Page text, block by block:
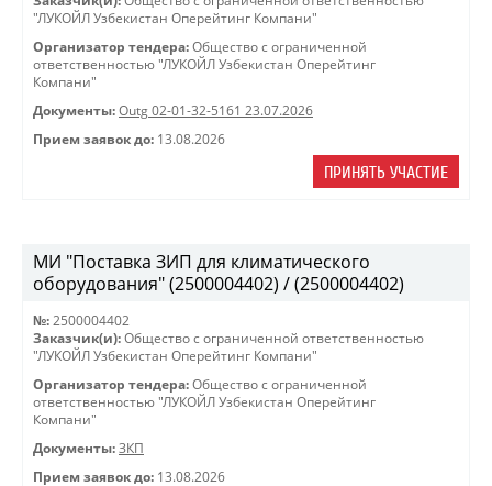
"ЛУКОЙЛ Узбекистан Оперейтинг Компани"
Организатор тендера: Общество с ограниченной
ответственностью "ЛУКОЙЛ Узбекистан Оперейтинг
Компани"
Документы: Outg 02-01-32-5161 23.07.2026
Прием заявок до: 13.08.2026
ПРИНЯТЬ УЧАСТИЕ
МИ "Поставка ЗИП для климатического
оборудования" (2500004402) / (2500004402)
№: 2500004402
Заказчик(и): Общество с ограниченной ответственностью
"ЛУКОЙЛ Узбекистан Оперейтинг Компани"
Организатор тендера: Общество с ограниченной
ответственностью "ЛУКОЙЛ Узбекистан Оперейтинг
Компани"
Документы: ЗКП
Прием заявок до: 13.08.2026